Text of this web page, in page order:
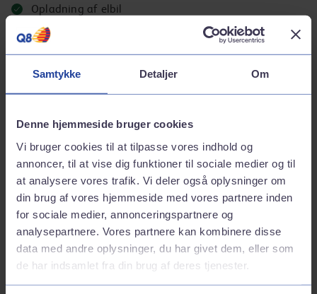
Samtykke Detaljer Om
Denne hjemmeside bruger cookies
Vi bruger cookies til at tilpasse vores indhold og
annoncer, til at vise dig funktioner til sociale medier og til
at analysere vores trafik. Vi deler også oplysninger om
din brug af vores hjemmeside med vores partnere inden
for sociale medier, annonceringspartnere og
analysepartnere. Vores partnere kan kombinere disse
data med andre oplysninger, du har givet dem, eller som
de har indsamlet fra din brug af deres tjenester.
Opladning af elbil
Bilvask
Smøremidler
Kør-videre-produkter**
Din rabat på brændstof og Basisvask følger med, når du
tanker og vasker på vores partner-stationer i hele landet.
Rabatten beregnes på Q8s gældende listepriser.
Rabatterne kan ikke kombineres med andre rabatter. Ved
priskrig, faktureres standerprisen såfremt den er lavere end
Q8’s listepris minus kortrabatten.
*Produkter til bilen er fx køler-, karburator- og